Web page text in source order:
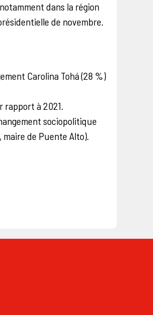
dans la région
de novembre.
Carolina Tohá (28 %)
rapport à 2021.
sociopolitique
de Puente Alto).